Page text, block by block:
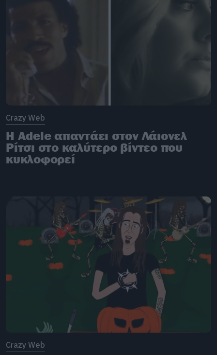
Crazy Web
H Adele απαντάει στον Λάιονελ
Ρίτσι στο καλύτερο βίντεο που
κυκλοφορεί
Crazy Web